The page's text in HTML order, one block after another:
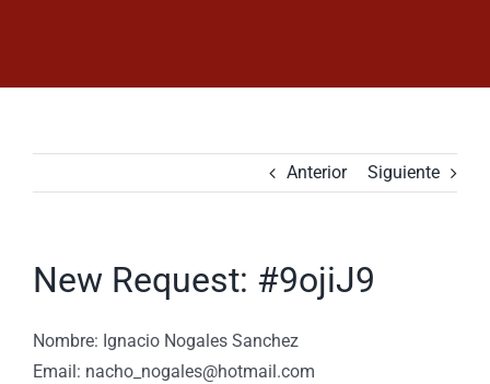
Anterior Siguiente
New Request: #9ojiJ9
Nombre: Ignacio Nogales Sanchez
Email: nacho_nogales@hotmail.com